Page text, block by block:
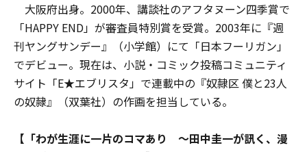
大阪府出身。2000年、講談社のアフタヌーン四季賞で
「HAPPY END」が審査員特別賞を受賞。2003年に『週
刊ヤングサンデー』（小学館）にて「日本フーリガン」
でデビュー。現在は、小説・コミック投稿コミュニティ
サイト「E★エブリスタ」で連載中の『奴隷区 僕と23人
の奴隷』（双葉社）の作画を担当している。
【「わが生涯に一片のコマあり ～田中圭一が訊く、漫